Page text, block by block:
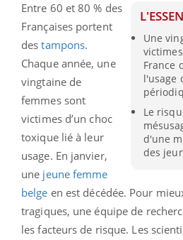
Une
France
l'usage
Le
d'une
des
Entre 60 et 80 % des
Françaises portent
destampons.
Chaque année, une
vingtaine de
femmes sont
victimes d’un choc
toxique lié à leur
usage. En janvier,
une jeune femme
belge en est décédée. Pour
tragiques, une équipe de
les facteurs de risque. Les